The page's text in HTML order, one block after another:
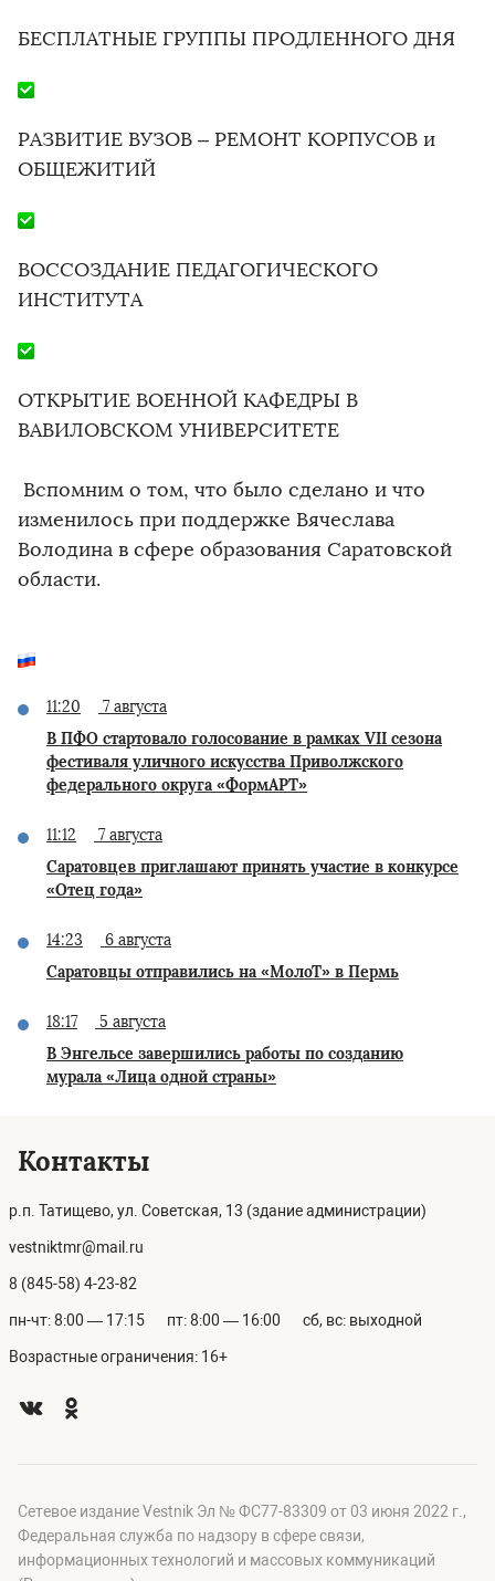
БЕСПЛАТНЫЕ ГРУППЫ ПРОДЛЕННОГО ДНЯ
РАЗВИТИЕ ВУЗОВ – РЕМОНТ КОРПУСОВ и
ОБЩЕЖИТИЙ
ВОССОЗДАНИЕ ПЕДАГОГИЧЕСКОГО
ИНСТИТУТА
ОТКРЫТИЕ ВОЕННОЙ КАФЕДРЫ В
ВАВИЛОВСКОМ УНИВЕРСИТЕТЕ
Вспомним о том, что было сделано и что
изменилось при поддержке Вячеслава
Володина в сфере образования Саратовской
области.
11:20 7 августа
В ПФО стартовало голосование в рамках VII сезона
фестиваля уличного искусства Приволжского
федерального округа «ФормАРТ»
11:12 7 августа
Саратовцев приглашают принять участие в конкурсе
«Отец года»
14:23 6 августа
Саратовцы отправились на «МолоТ» в Пермь
18:17 5 августа
В Энгельсе завершились работы по созданию
мурала «Лица одной страны»
Контакты
р.п. Татищево, ул. Советская, 13 (здание администрации)
vestniktmr@mail.ru
8 (845-58) 4-23-82
пн-чт: 8:00 — 17:15 пт: 8:00 — 16:00 сб, вс: выходной
Возрастные ограничения: 16+
Сетевое издание Vestnik Эл № ФС77-83309 от 03 июня 2022 г.,
Федеральная служба по надзору в сфере связи,
информационных технологий и массовых коммуникаций